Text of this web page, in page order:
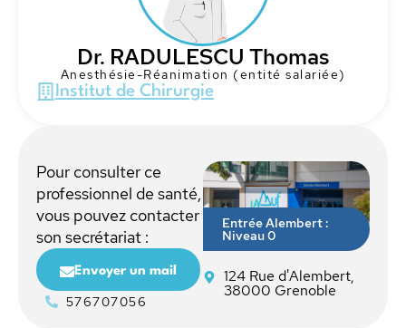
Dr. RADULESCU Thomas
Anesthésie-Réanimation (entité salariée)
Institut de Chirurgie
Pour consulter ce
professionnel de santé,
vous pouvez contacter
son secrétariat :
Envoyer un mail
576707056
Entrée Alembert :
Niveau 0
124 Rue d'Alembert,
38000 Grenoble